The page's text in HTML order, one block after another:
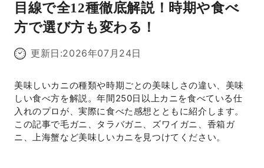
目線で全12種徹底解説！時期や食べ
方で選び方も変わる！
更新日:2026年07月24日
美味しいカニの種類や時期ごとの美味しさの違い、美味
しい食べ方を解説。年間250日以上カニを食べている仕
入れのプロが、実際に食べた感想とともに紹介します。
この記事で毛ガニ、タラバガニ、ズワイガニ、香箱ガ
ニ、上海蟹など美味しいカニを見つけてください。